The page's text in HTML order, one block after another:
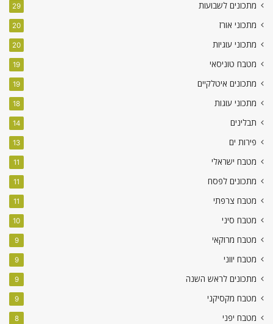
מתכונים לשבועות 29
מתכוני אורז 20
מתכוני עוגיות 20
מטבח טוניסאי 19
מתכונים איטלקיים 19
מתכוני עוגות 18
תבלינים 14
פירות ים 13
מטבח ישראלי 11
מתכונים לפסח 11
מטבח צרפתי 11
מטבח סיני 10
מטבח מרוקאי 9
מטבח יווני 9
מתכונים לראש השנה 9
מטבח מקסיקני 9
מטבח יפני 8